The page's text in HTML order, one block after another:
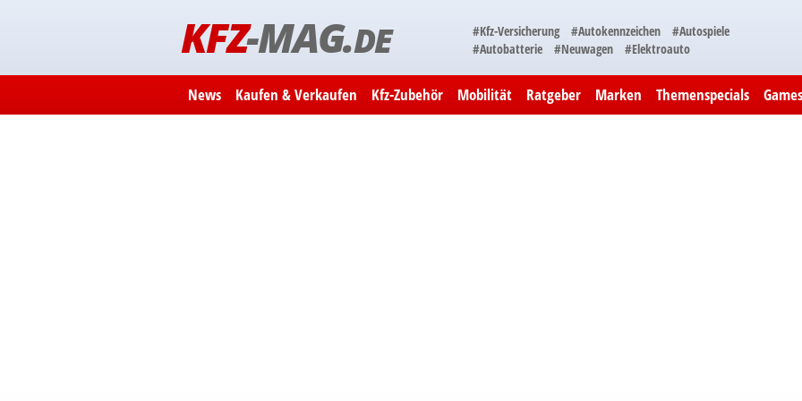
KFZ-MAG.DE #Kfz-Versicherung #Autokennzeichen
#Autospiele
#Autobatterie
#Neuwagen #Elektroauto
News Kaufen & Verkaufen Kfz-Zubehör Mobilität Ratgeber Marken Themenspecials Games